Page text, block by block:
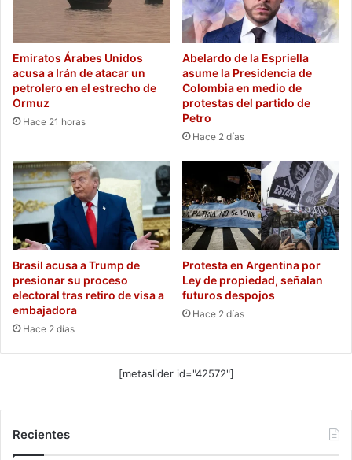
Emiratos Árabes Unidos
acusa a Irán de atacar un
petrolero en el estrecho de
Ormuz
Hace 21 horas
Abelardo de la Espriella
asume la Presidencia de
Colombia en medio de
protestas del partido de
Petro
Hace 2 días
Brasil acusa a Trump de
presionar su proceso
electoral tras retiro de visa a
embajadora
Hace 2 días
Protesta en Argentina por
Ley de propiedad, señalan
futuros despojos
Hace 2 días
[metaslider id="42572"]
Recientes